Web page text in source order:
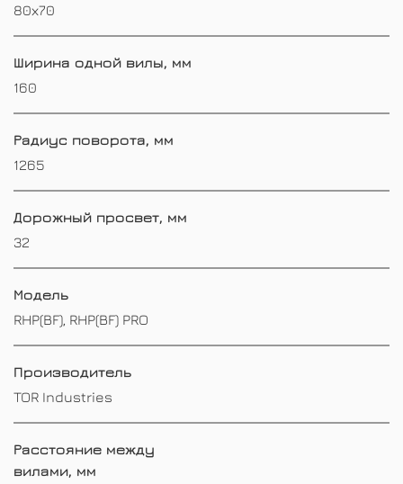
80х70
Ширина одной вилы, мм
160
Радиус поворота, мм
1265
Дорожный просвет, мм
32
Модель
RHP(BF), RHP(BF) PRO
Производитель
TOR Industries
Расстояние между
вилами, мм